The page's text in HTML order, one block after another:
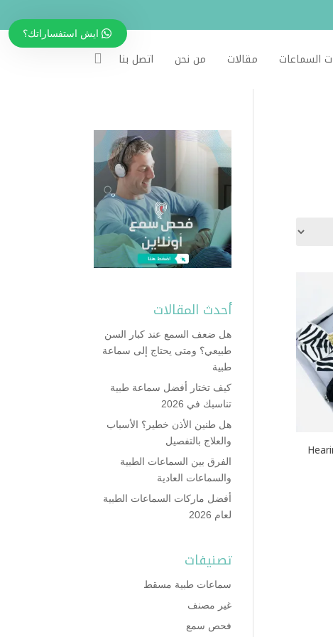
السماعات مقالات من نحن اتصل بنا
أحدث المقالات
هل ضعف السمع عند كبار السن
طبيعي؟ ومتى يحتاج إلى سماعة
طبية
كيف تختار أفضل سماعة طبية
تناسبك في 2026
هل طنين الأذن خطير؟ الأسباب
والعلاج بالتفصيل
الفرق بين السماعات الطبية
والسماعات العادية
أفضل ماركات السماعات الطبية
لعام 2026
تصنيفات
سماعات طبية مسقط
غير مصنف
فحص سمع
ايش استفساراتك؟